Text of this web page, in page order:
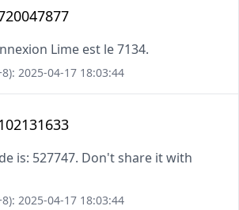
Lime est le 7134.
2025-04-17 18:03:44
is: 527747. Don't share it with
2025-04-17 18:03:44